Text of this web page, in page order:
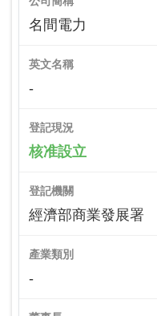
名間電力
英文名稱
-
登記現況
核准設立
登記機關
經濟部商業發展署
產業類別
-